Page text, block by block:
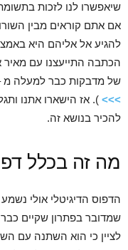
שיאפשרו לנו לזכות
אם אתם קוראים מבין
להגיע אל אליהם היא
של מדבקות כבר למעלה מ – 50
>>> ). אז הישארו אתנו
להכיר בנושא זה.
מה זה בכלל
הדפוס הדיגיטלי אולי
לציין כי הוא השתנה עם